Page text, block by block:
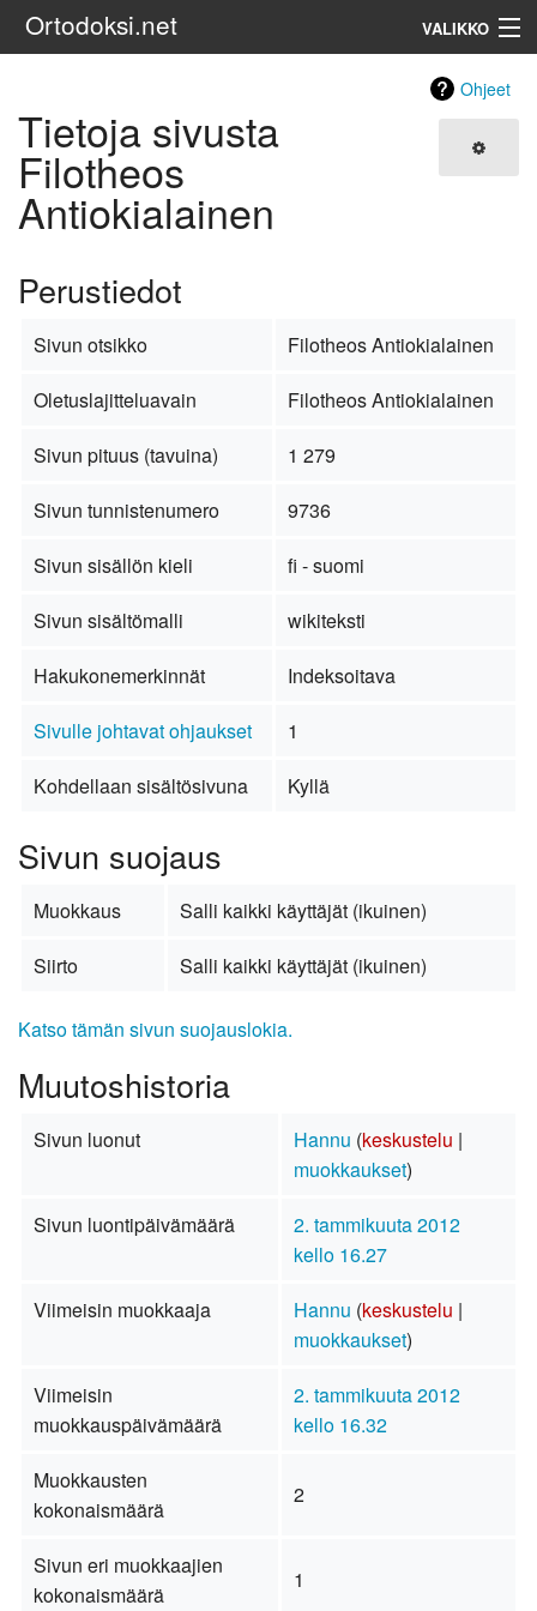
Ortodoksi.net VALIKKO
Haku
Ohjeet
Tietoja sivusta
Filotheos
Antiokialainen
Perustiedot
Sivun otsikko
Filotheos Antiokialainen
Oletuslajitteluavain
Filotheos Antiokialainen
Sivun pituus (tavuina)
1 279
Sivun tunnistenumero
9736
Sivun sisällön kieli
fi - suomi
Sivun sisältömalli
wikiteksti
Hakukonemerkinnät
Indeksoitava
Sivulle johtavat ohjaukset
1
Kohdellaan sisältösivuna
Kyllä
Sivun suojaus
Muokkaus
Salli kaikki käyttäjät (ikuinen)
Siirto
Salli kaikki käyttäjät (ikuinen)
Katso tämän sivun suojauslokia.
Muutoshistoria
Sivun luonut Hannu (keskustelu |
muokkaukset)
Sivun luontipäivämäärä
2. tammikuuta 2012
kello 16.27
Viimeisin muokkaaja
Hannu (keskustelu |
muokkaukset)
Viimeisin
muokkauspäivämäärä
2. tammikuuta 2012
kello 16.32
Muokkausten
kokonaismäärä
2
Sivun eri muokkaajien
kokonaismäärä
1